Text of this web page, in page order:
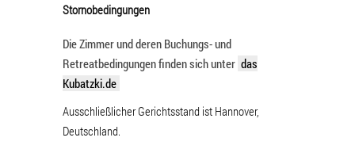
Stornobedingungen
Die Zimmer und deren Buchungs- und
Retreatbedingungen finden sich unter das
Kubatzki.de
Ausschließlicher Gerichtsstand ist Hannover,
Deutschland.